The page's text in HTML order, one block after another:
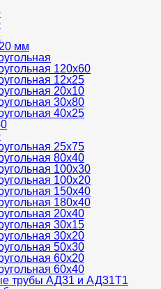
мм
120х60
12х25
20х10
30х80
40х25
25х75
80х40
100x30
100х20
150x40
180x40
20х40
30x15
30х20
50х30
60x20
60х40
трубы АД31 и АД31Т1